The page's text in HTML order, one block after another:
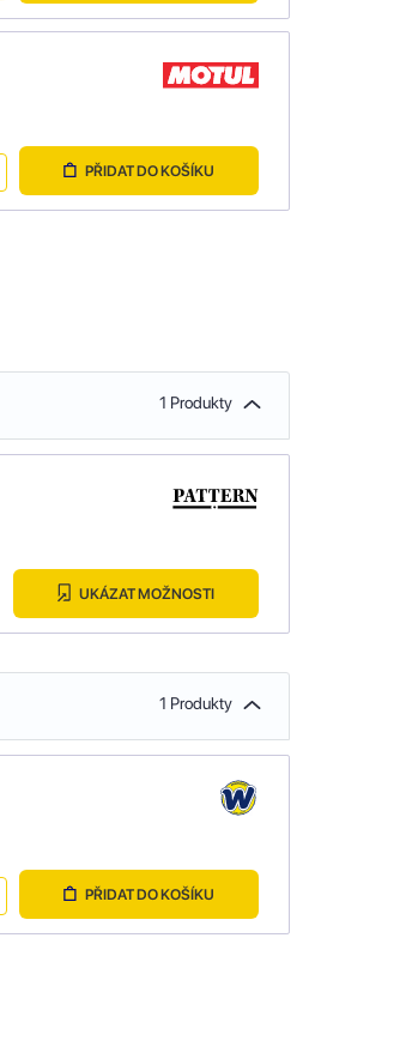
PŘIDAT DO KOŠÍKU
1 Produkty
UKÁZAT MOŽNOSTI
1 Produkty
PŘIDAT DO KOŠÍKU